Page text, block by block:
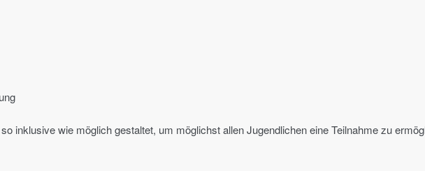
inklusive wie möglich gestaltet, um möglichst allen Jugendlichen eine Teilnahme zu